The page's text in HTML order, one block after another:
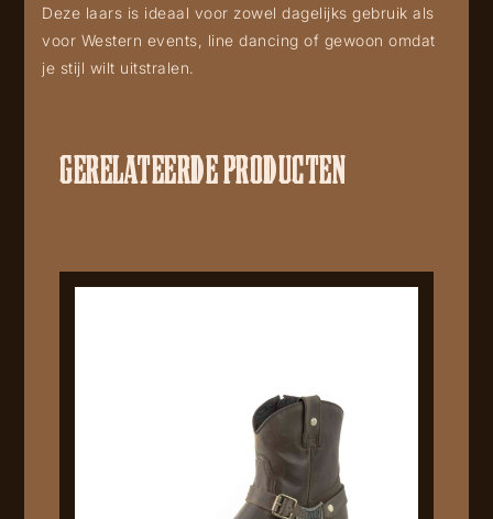
Deze laars is ideaal voor zowel dagelijks gebruik als
voor Western events, line dancing of gewoon omdat
je stijl wilt uitstralen.
GERELATEERDE PRODUCTEN